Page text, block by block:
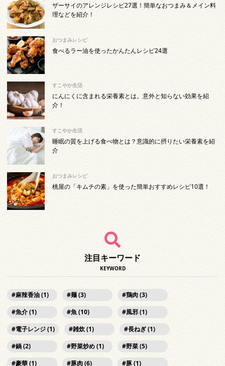
ザーサイのアレンジレシピ27選！簡単なおつまみ＆メイン料
理などを紹介！
おつまみレシピ
食べるラー油を使ったかんたんレシピ24選
すこやか生活
にんにくに含まれる栄養素とは。意外と知らない効果を紹
介！
すこやか生活
睡眠の質を上げる食べ物とは？意識的に摂りたい栄養素を紹
介
おつまみレシピ
桃屋の「キムチの素」を使った簡単おすすめレシピ10選！
注目キーワード
KEYWORD
麻辣香油 (1) 麺 (3)
鶏肉 (3)
魚介 (1)
魚 (10)
風邪 (1)
電子レンジ (1)
雑炊 (1)
長ねぎ (1)
鍋 (2)
野菜炒め (1)
野菜 (5)
豪華 (1)
豚肉 (6) 豚 (1)